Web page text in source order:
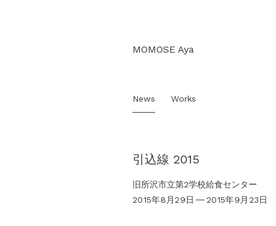
MOMOSE Aya
News Works
引込線 2015
旧所沢市立第2学校給食センター
2015年8月29日
2015年9月23日